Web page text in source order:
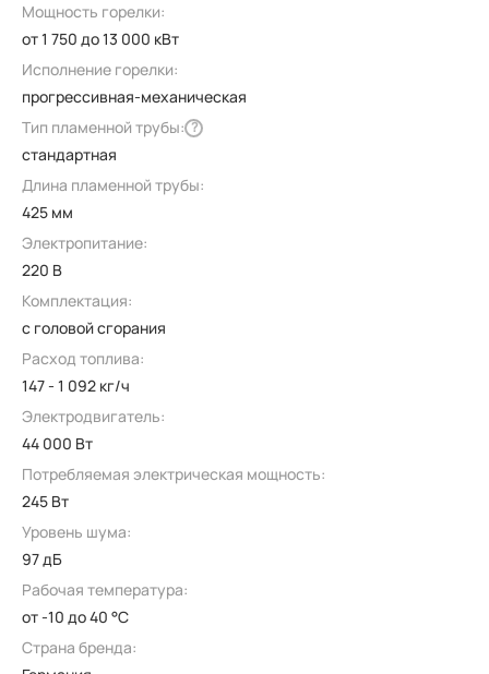
Мощность горелки:
от 1 750 до 13 000 кВт
Исполнение горелки:
прогрессивная-механическая
Тип пламенной трубы: ?
стандартная
Длина пламенной трубы:
425 мм
Электропитание:
220 В
Комплектация:
с головой сгорания
Расход топлива:
147 - 1 092 кг/ч
Электродвигатель:
44 000 Вт
Потребляемая электрическая мощность:
245 Вт
Уровень шума:
97 дБ
Рабочая температура:
от -10 до 40 °C
Страна бренда: